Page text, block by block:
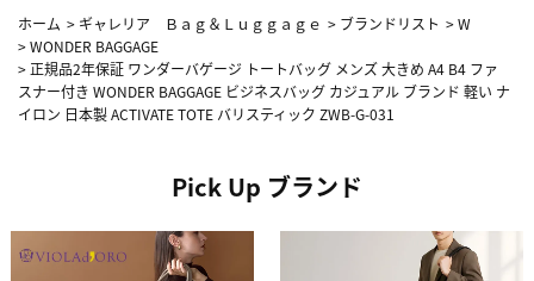
ホーム > ギャレリア Ｂａｇ＆Ｌｕｇｇａｇｅ > ブランドリスト >W
>WONDER BAGGAGE
> 正規品2年保証 ワンダーバゲージ トートバッグ メンズ 大きめ A4 B4 ファ
スナー付き WONDER BAGGAGE ビジネスバッグ カジュアル ブランド 軽い ナ
イロン 日本製 ACTIVATE TOTE バリスティック ZWB-G-031
Pick Up ブランド